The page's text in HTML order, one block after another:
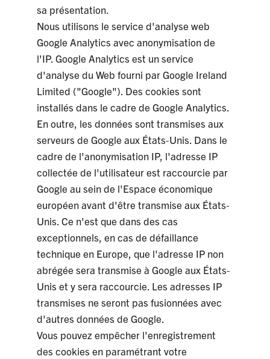
sa présentation.
Nous utilisons le service d'analyse web
Google Analytics avec anonymisation de
l'IP. Google Analytics est un service
d'analyse du Web fourni par Google Ireland
Limited ("Google"). Des cookies sont
installés dans le cadre de Google Analytics.
En outre, les données sont transmises aux
serveurs de Google aux États-Unis. Dans le
cadre de l'anonymisation IP, l'adresse IP
collectée de l'utilisateur est raccourcie par
Google au sein de l'Espace économique
européen avant d'être transmise aux États-
Unis. Ce n'est que dans des cas
exceptionnels, en cas de défaillance
technique en Europe, que l'adresse IP non
abrégée sera transmise à Google aux États-
Unis et y sera raccourcie. Les adresses IP
transmises ne seront pas fusionnées avec
d'autres données de Google.
Vous pouvez empêcher l'enregistrement
des cookies en paramétrant votre